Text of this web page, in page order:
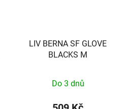
LIV BERNA SF GLOVE
BLACKS M
Do 3 dnů